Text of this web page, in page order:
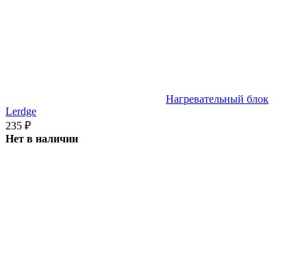
Нагревательный блок
Lerdge
235 ₽
Нет в наличии